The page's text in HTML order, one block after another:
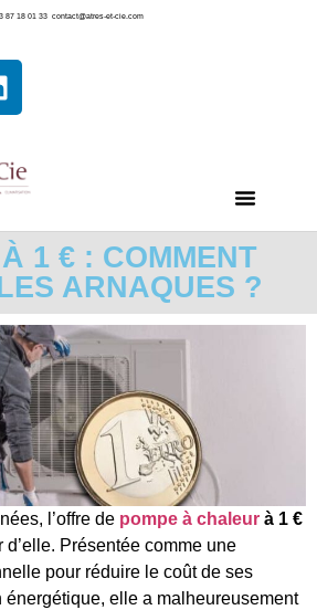
87 18 01 33 contact@atres-et-cie.com
1 € : COMMENT
ARNAQUES ?
l’offre de pompe à chaleur à 1 €
Présentée comme une
pour réduire le coût de ses
énergétique, elle a malheureusement